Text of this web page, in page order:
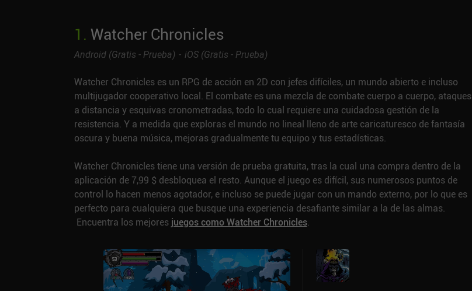
1 . Watcher Chronicles
Android (Gratis - Prueba) iOS (Gratis - Prueba)
Watcher Chronicles es un RPG de acción en 2D con jefes difíciles, un mundo abierto e incluso
multijugador cooperativo local. El combate es una mezcla de combate cuerpo a cuerpo, ataques
a distancia y esquivas cronometradas, todo lo cual requiere una cuidadosa gestión de la
resistencia. Y a medida que exploras el mundo no lineal lleno de arte caricaturesco de fantasía
oscura y buena música, mejoras gradualmente tu equipo y tus estadísticas.
Watcher Chronicles tiene una versión de prueba gratuita, tras la cual una compra dentro de la
aplicación de 7,99 $ desbloquea el resto. Aunque el juego es difícil, sus numerosos puntos de
control lo hacen menos agotador, e incluso se puede jugar con un mando externo, por lo que es
perfecto para cualquiera que busque una experiencia desafiante similar a la de las almas.
Encuentra los mejores juegos como Watcher Chronicles.